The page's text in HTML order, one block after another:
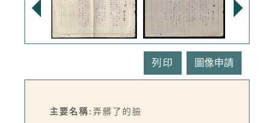
列印
主要名稱: 弄髒了的臉